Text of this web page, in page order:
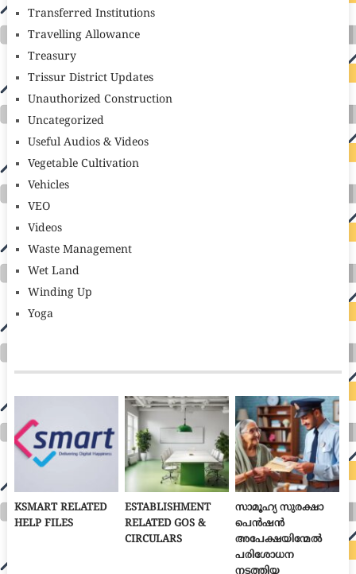
Transferred Institutions
Travelling Allowance
Treasury
Trissur District Updates
Unauthorized Construction
Uncategorized
Useful Audios & Videos
Vegetable Cultivation
Vehicles
VEO
Videos
Waste Management
Wet Land
Winding Up
Yoga
KSMART RELATED
HELP FILES
ESTABLISHMENT
RELATED GOS &
CIRCULARS
സാമൂഹ്യ സുരക്ഷാ
പെൻഷൻ
അപേക്ഷയിന്മേൽ
പരിശോധന